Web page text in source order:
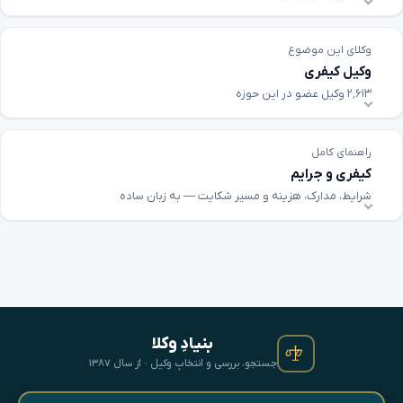
وکلای این موضوع
وکیل کیفری
۲٬۶۱۳ وکیل عضو در این حوزه
راهنمای کامل
کیفری و جرایم
شرایط، مدارک، هزینه و مسیر شکایت — به زبان ساده
بنیادِ وکلا
جستجو، بررسی و انتخابِ وکیل · از سال ۱۳۸۷